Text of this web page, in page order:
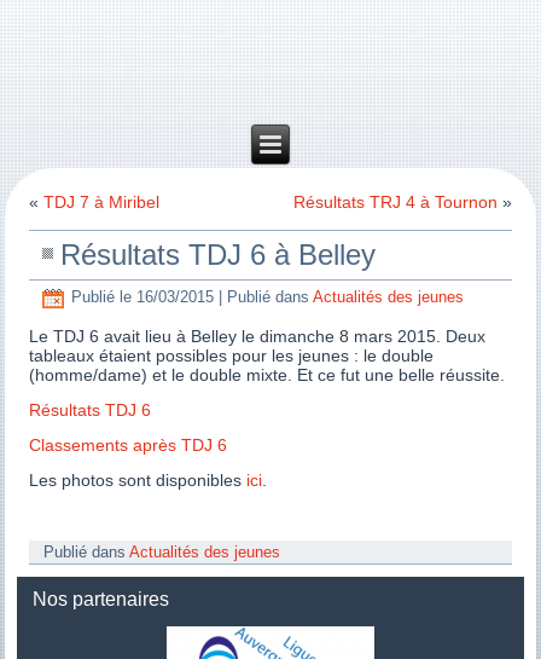
«TDJ 7 à Miribel Résultats TRJ 4 à Tournon »
Résultats TDJ 6 à Belley
Publié le 16/03/2015 Publié dans Actualités des jeunes
Le TDJ 6 avait lieu à Belley le dimanche 8 mars 2015. Deux
tableaux étaient possibles pour les jeunes : le double
(homme/dame) et le double mixte. Et ce fut une belle réussite.
Résultats TDJ 6
Classements après TDJ 6
Les photos sont disponibles ici
Publié dans Actualités des jeunes
Nos partenaires